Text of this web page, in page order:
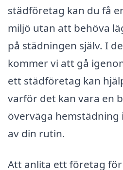
städföretag kan du få
miljö utan att behöva
på städningen själv. I
kommer vi att gå
ett städföretag kan
varför det kan vara en
överväga hemstädning
av din rutin.
Att anlita ett företag